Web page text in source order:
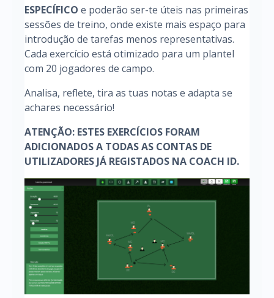
ESPECÍFICO e poderão ser-te úteis nas primeiras
sessões de treino, onde existe mais espaço para
introdução de tarefas menos representativas.
Cada exercício está otimizado para um plantel
com 20 jogadores de campo.
Analisa, reflete, tira as tuas notas e adapta se
achares necessário!
ATENÇÃO: ESTES EXERCÍCIOS FORAM
ADICIONADOS A TODAS AS CONTAS DE
UTILIZADORES JÁ REGISTADOS NA COACH ID.